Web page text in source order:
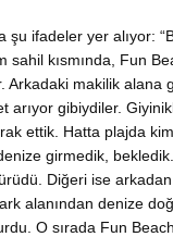
şu ifadeler yer alıyor:
kısmında, Fun
Arkadaki makilik alana
arıyor gibiydiler.
ettik. Hatta plajda
girmedik, bekledik.
Diğeri ise arkadan
alanından denize
O sırada Fun